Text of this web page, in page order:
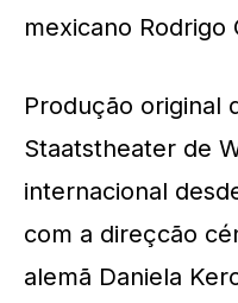
mexicano Rodrigo
Produção original
Staatstheater de
internacional
com a direçcão
alemã Daniela